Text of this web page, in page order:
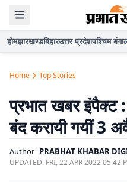
होमझारखण्डबिहारउत्तर प्रदेशपश्चिम
Home Top Stories
प्रभात खबर इंपैक्ट
बंद करायी गयीं 3
Author PRABHAT KHABAR
UPDATED: FRI, 22 APR 2022 05:42